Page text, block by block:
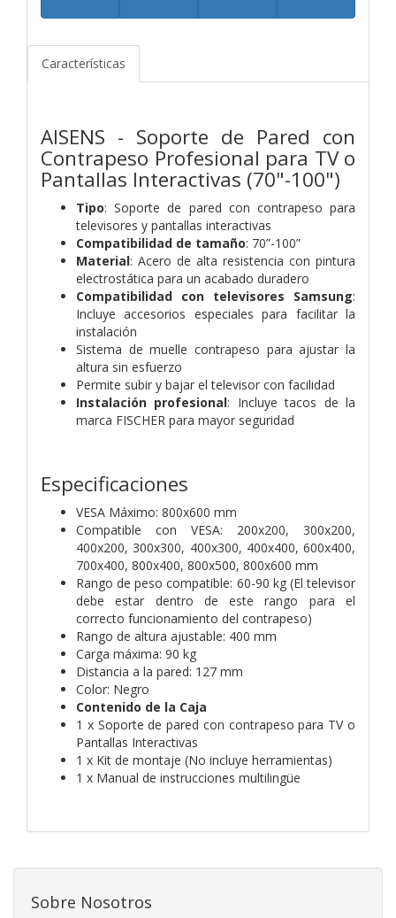
Características
AISENS - Soporte de Pared con
Contrapeso Profesional para TV o
Pantallas Interactivas (70"-100")
Tipo: Soporte de pared con contrapeso para
televisores y pantallas interactivas
Compatibilidad de tamaño: 70”-100”
Material: Acero de alta resistencia con pintura
electrostática para un acabado duradero
Compatibilidad con televisores Samsung:
Incluye accesorios especiales para facilitar la
instalación
Sistema de muelle contrapeso para ajustar la
altura sin esfuerzo
Permite subir y bajar el televisor con facilidad
Instalación profesional: Incluye tacos de la
marca FISCHER para mayor seguridad
Especificaciones
VESA Máximo: 800x600 mm
Compatible con VESA: 200x200, 300x200,
400x200, 300x300, 400x300, 400x400, 600x400,
700x400, 800x400, 800x500, 800x600 mm
Rango de peso compatible: 60-90 kg (El televisor
debe estar dentro de este rango para el
correcto funcionamiento del contrapeso)
Rango de altura ajustable: 400 mm
Carga máxima: 90 kg
Distancia a la pared: 127 mm
Color: Negro
Contenido de la Caja
1 x Soporte de pared con contrapeso para TV o
Pantallas Interactivas
1 x Kit de montaje (No incluye herramientas)
1 x Manual de instrucciones multilingüe
Sobre Nosotros